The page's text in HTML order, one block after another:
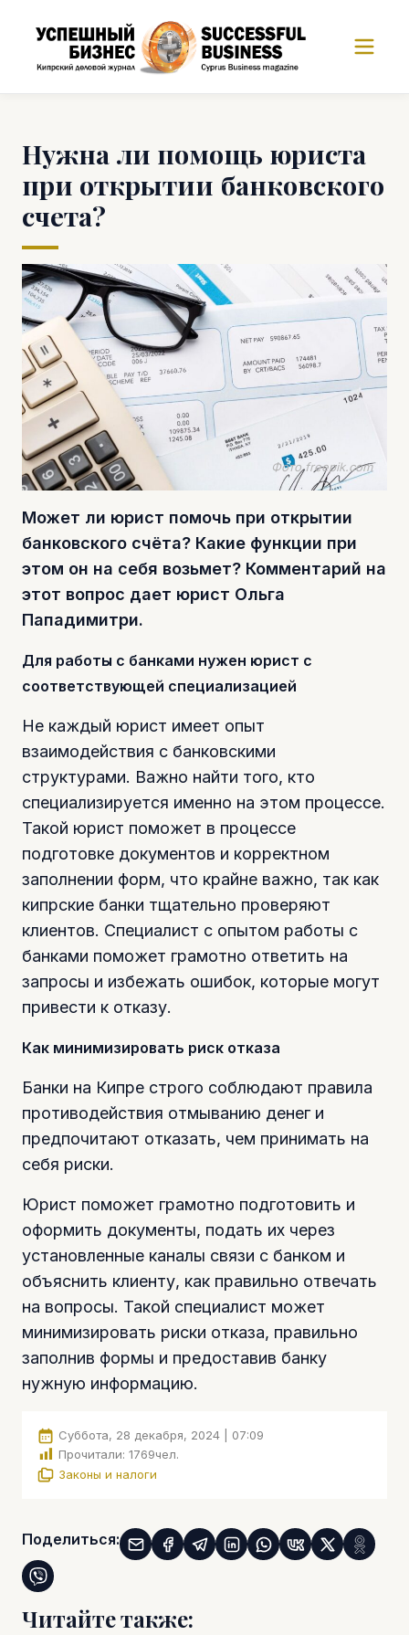
Нужна ли помощь юриста
при открытии банковского
счета?
Фото freepik.com
Может ли юрист помочь при открытии
банковского счёта? Какие функции при
этом он на себя возьмет? Комментарий на
этот вопрос дает юрист Ольга
Пападимитри.
Для работы с банками нужен юрист с
соответствующей специализацией
Не каждый юрист имеет опыт
взаимодействия с банковскими
структурами. Важно найти того, кто
специализируется именно на этом процессе.
Такой юрист поможет в процессе
подготовке документов и корректном
заполнении форм, что крайне важно, так как
кипрские банки тщательно проверяют
клиентов. Специалист с опытом работы с
банками поможет грамотно ответить на
запросы и избежать ошибок, которые могут
привести к отказу.
Как минимизировать риск отказа
Банки на Кипре строго соблюдают правила
противодействия отмыванию денег и
предпочитают отказать, чем принимать на
себя риски.
Юрист поможет грамотно подготовить и
оформить документы, подать их через
установленные каналы связи с банком и
объяснить клиенту, как правильно отвечать
на вопросы. Такой специалист может
минимизировать риски отказа, правильно
заполнив формы и предоставив банку
нужную информацию.
Суббота, 28 декабря, 2024 | 07:09
Прочитали: 1769чел.
Законы и налоги
Поделиться:
Читайте также: